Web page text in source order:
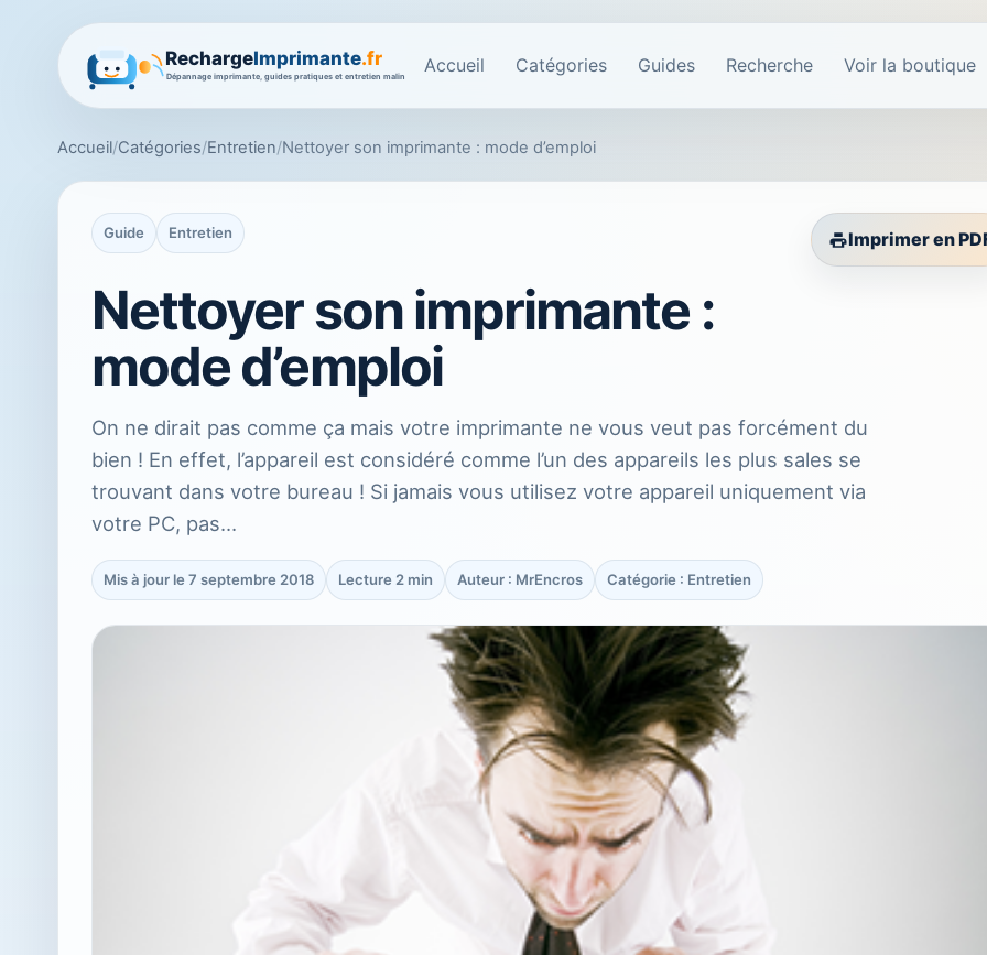
Accueil Catégories Guides Recherche Voir la boutique
Accueil/Catégories/Entretien/Nettoyer son imprimante : mode d’emploi
Guide Entretien Imprimer en
Nettoyer son imprimante :
mode d’emploi
On ne dirait pas comme ça mais votre imprimante ne vous veut pas forcément du
bien ! En effet, l’appareil est considéré comme l’un des appareils les plus sales se
trouvant dans votre bureau ! Si jamais vous utilisez votre appareil uniquement via
votre PC, pas…
Mis à jour le 7 septembre 2018 Lecture 2 min Auteur : MrEncros Catégorie : Entretien